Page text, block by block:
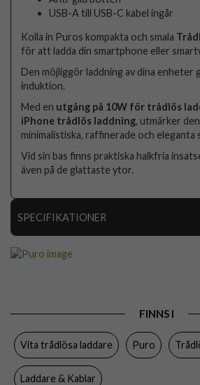
USB-A till USB-C kabel ingår
Kolla in Puros kompakta och smala
för att ladda din smartphone eller
Den möjliggör laddning av dina enheter
induktion.
Med en utgång på 10W för trådlös
iPhone trådlös laddning, utmärker
minimalistiska, raffinerade och eleganta
Vid sin bas finns praktiska halkfria
även på de glattaste ytor.
SPECIFIKATIONER
Varumärke
Tillverkarens art nr
FINNS I
Vita trådlösa laddare Puro
Laddare & Kablar